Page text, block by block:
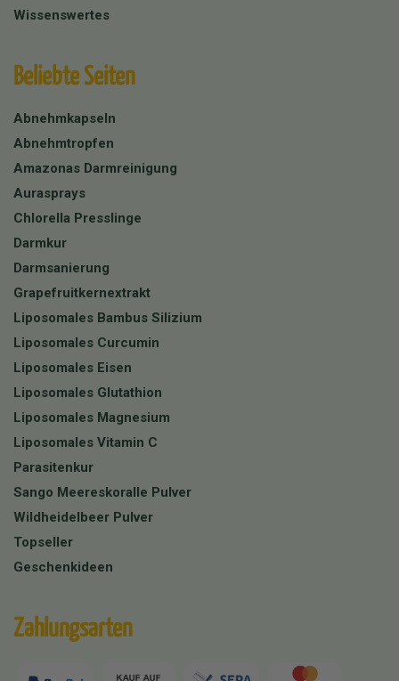
Wissenswertes
Beliebte Seiten
Abnehmkapseln
Abnehmtropfen
Amazonas Darmreinigung
Aurasprays
Chlorella Presslinge
Darmkur
Darmsanierung
Grapefruitkernextrakt
Liposomales Bambus Silizium
Liposomales Curcumin
Liposomales Eisen
Liposomales Glutathion
Liposomales Magnesium
Liposomales Vitamin C
Parasitenkur
Sango Meereskoralle Pulver
Wildheidelbeer Pulver
Topseller
Geschenkideen
Zahlungsarten